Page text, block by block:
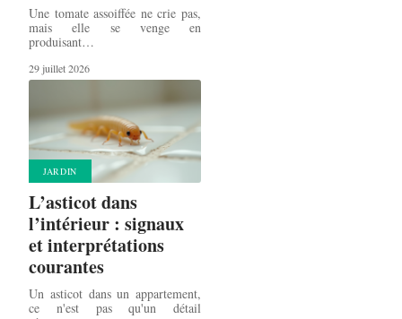
Une tomate assoiffée ne crie pas,
mais elle se venge en
produisant…
29 juillet 2026
JARDIN
L’asticot dans
l’intérieur : signaux
et interprétations
courantes
Un asticot dans un appartement,
ce n'est pas qu'un détail